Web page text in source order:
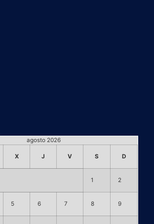
agosto 2026
X J V S D
1 2
5 6 7 8 9